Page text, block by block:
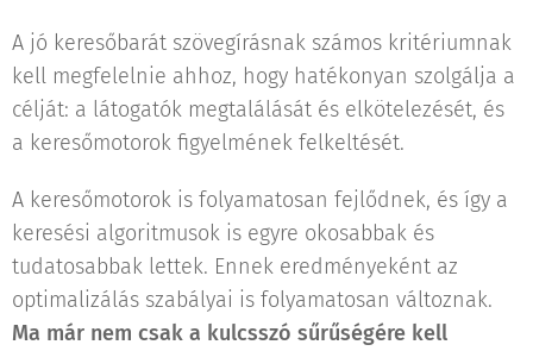
A jó keresőbarát szövegírásnak számos kritériumnak
kell megfelelnie ahhoz, hogy hatékonyan szolgálja a
célját: a látogatók megtalálását és elkötelezését, és
a keresőmotorok figyelmének felkeltését.
A keresőmotorok is folyamatosan fejlődnek, és így a
keresési algoritmusok is egyre okosabbak és
tudatosabbak lettek. Ennek eredményeként az
optimalizálás szabályai is folyamatosan változnak.
Ma már nem csak a kulcsszó sűrűségére kell